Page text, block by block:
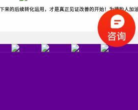
来的后续转化运用，才是真正见证改善的开始！为捷豹人加